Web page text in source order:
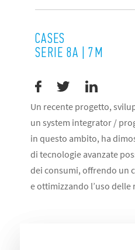
CASES
SERIE 8A | 7M
Un recente progetto,
un system integrator /
in questo ambito, ha
di tecnologie avanzate
dei consumi, offrendo un
e ottimizzando l’uso delle